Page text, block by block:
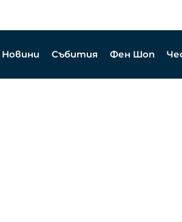
Новини Събития Фен Шоп